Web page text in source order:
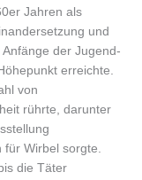
Jahren als
und
der Jugend-
erreichte.
von
rührte, darunter
für Wirbel sorgte.
die Täter